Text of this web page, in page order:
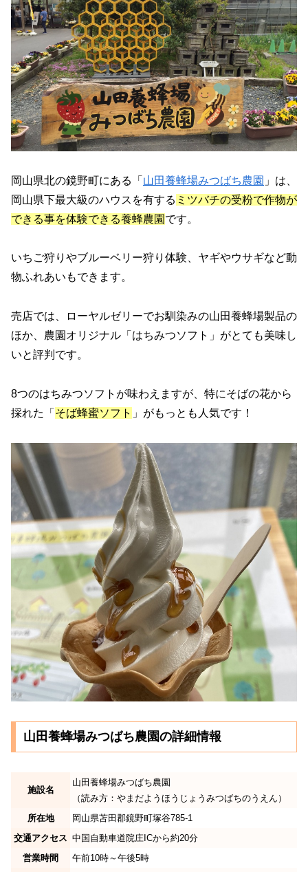
岡山県北の鏡野町にある「 山田養蜂場みつばち農園 」は、
岡山県下最大級のハウスを有する ミツバチの受粉で作物が
できる事を体験できる養蜂農園 です。
いちご狩りやブルーベリー狩り体験、ヤギやウサギなど動
物ふれあいもできます。
売店では、ローヤルゼリーでお馴染みの山田養蜂場製品の
ほか、農園オリジナル「はちみつソフト」がとても美味し
いと評判です。
8つのはちみつソフトが味わえますが、特にそばの花から
採れた「 そば蜂蜜ソフト 」がもっとも人気です！
山田養蜂場みつばち農園の詳細情報
施設名
山田養蜂場みつばち農園
（読み方：やまだようほうじょうみつばちのうえん）
所在地
岡山県苫田郡鏡野町塚谷785-1
交通アクセス 中国自動車道院庄ICから約20分
営業時間
午前10時～午後5時